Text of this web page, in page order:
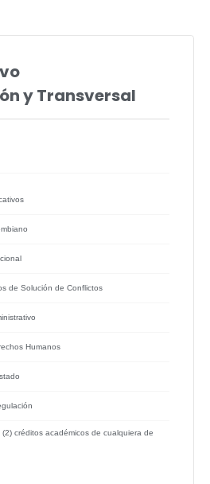
y Transversal
de Solución de Conflictos
Humanos
créditos académicos de cualquiera de